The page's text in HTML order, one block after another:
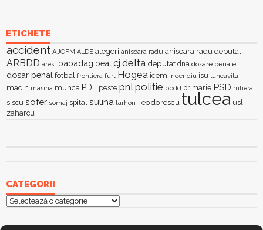
ETICHETE
accident AJOFM ALDE alegeri anisoara radu anisoara radu deputat
ARBDD arest babadag beatcj delta deputat dna dosare penale
dosar penal fotbal frontiera furt Hogea icem incendiu isu luncavita
macin masina munca PDL peste pnlpolitie ppdd primarie PSD rutiera
siscu sofer somaj spital sulina tarhon Teodorescu tulcea usl
zaharcu
CATEGORII
Categorii